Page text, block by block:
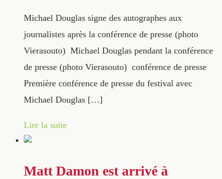
Michael Douglas signe des autographes aux
journalistes après la conférence de presse (photo
Vierasouto) Michael Douglas pendant la conférence
de presse (photo Vierasouto) conférence de presse
Première conférence de presse du festival avec
Michael Douglas […]
Lire la suite
Matt Damon est arrivé à